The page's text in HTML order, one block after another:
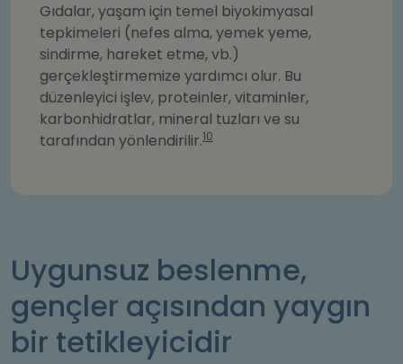
Gıdalar, yaşam için temel biyokimyasal
tepkimeleri (nefes alma, yemek yeme,
sindirme, hareket etme, vb.)
gerçekleştirmemize yardımcı olur. Bu
düzenleyici işlev, proteinler, vitaminler,
karbonhidratlar, mineral tuzları ve su
tarafından yönlendirilir.10
Uygunsuz beslenme,
gençler açısından yaygın
bir tetikleyicidir